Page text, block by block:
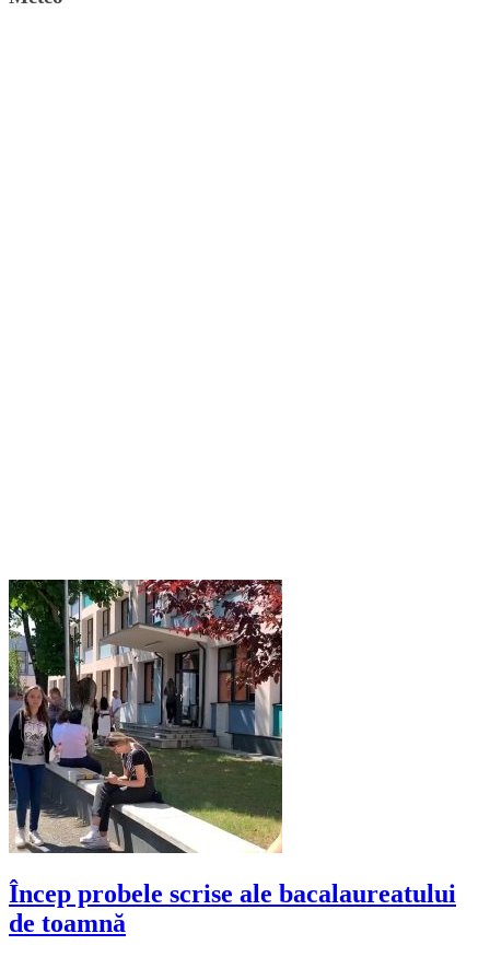
Încep probele scrise ale bacalaureatului
de toamnă